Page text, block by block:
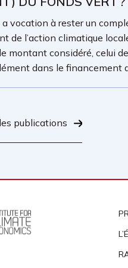
vocation à rester un
de l’action climatique
montant considéré, celui
dans le financement
publications